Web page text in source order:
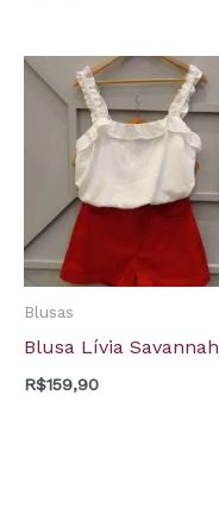
Blusas
Blusa Lívia Savannah
R$159,90